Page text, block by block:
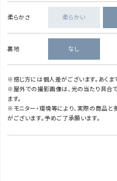
柔らかさ 柔らかい
裏地 なし
※感じ方には個人差がございます。あくま
※屋外での撮影画像は、光の当たり具合
ます。
※モニター・環境等により、実際の商品
がございます。予めご了承願います。